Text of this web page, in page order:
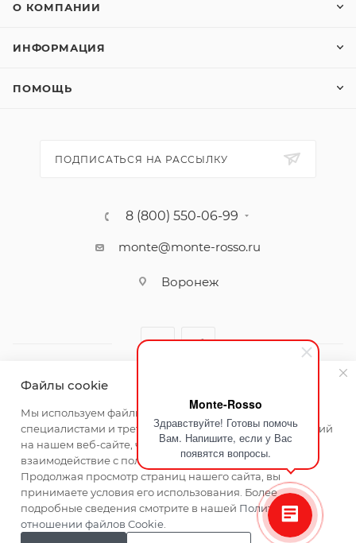
Monte-Rosso
Здравствуйте! Готовы помочь
Вам. Напишите, если у Вас
появятся вопросы.
О КОМПАНИИ
ИНФОРМАЦИЯ
ПОМОЩЬ
ПОДПИСАТЬСЯ НА РАССЫЛКУ
8 (800) 550-06-99
monte@monte-rosso.ru
Воронеж
2026 ©Monte Rosso - магазины обуви и аксессуаров для
женщин
Файлы cookie
Мы используем файлы cookie, разработанные нашими
специалистами и третьими лицами, для анализа событий
на нашем веб-сайте, что позволяет нам улучшать
взаимодействие с пользователями и обслуживание.
Продолжая просмотр страниц нашего сайта, вы
принимаете условия его использования. Более
подробные сведения смотрите в нашей Политике в
отношении файлов Cookie